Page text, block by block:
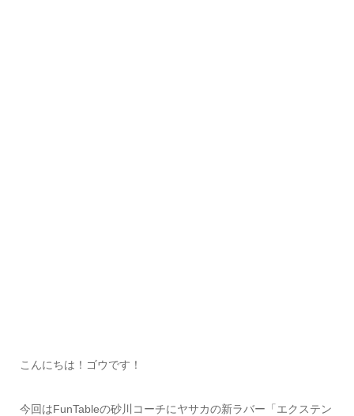
こんにちは！ゴウです！
今回はFunTableの砂川コーチにヤサカの新ラバー「エクステン